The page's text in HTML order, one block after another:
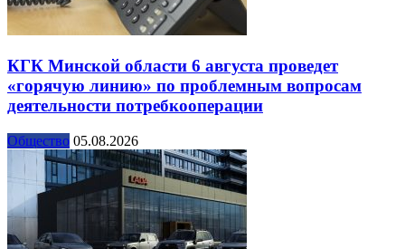
КГК Минской области 6 августа проведет
«горячую линию» по проблемным вопросам
деятельности потребкооперации
Общество 05.08.2026